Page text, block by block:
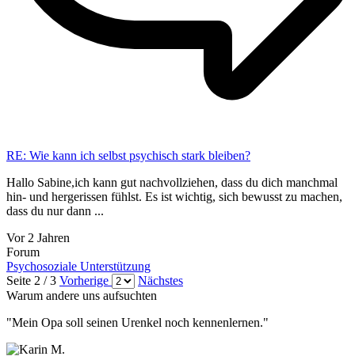
RE: Wie kann ich selbst psychisch stark bleiben?
Hallo Sabine,ich kann gut nachvollziehen, dass du dich manchmal
hin- und hergerissen fühlst. Es ist wichtig, sich bewusst zu machen,
dass du nur dann ...
Vor 2 Jahren
Forum
Psychosoziale Unterstützung
Seite 2 / 3 Vorherige
Nächstes
Warum andere uns aufsuchten
"Mein Opa soll seinen Urenkel noch kennenlernen."